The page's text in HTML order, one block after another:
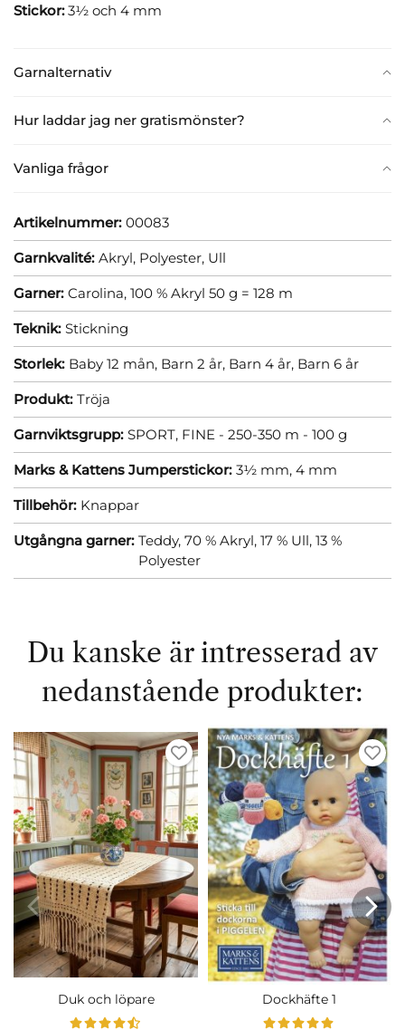
Garnalternativ
Hur laddar jag ner gratismönster?
Vanliga frågor
Stickor:3½ och 4 mm
Artikelnummer: 00083
Garnkvalité: Akryl, Polyester, Ull
Garner: Carolina, 100 % Akryl 50 g = 128 m
Teknik: Stickning
Storlek: Baby 12 mån, Barn 2 år, Barn 4 år, Barn 6 år
Produkt: Tröja
Garnviktsgrupp: SPORT, FINE - 250-350 m - 100 g
Marks & Kattens Jumperstickor: 3½ mm, 4 mm
Tillbehör: Knappar
Utgångna garner: Teddy, 70 % Akryl, 17 % Ull, 13 %
Polyester
Du kanske är intresserad av
nedanstående produkter:
Duk och löpare Dockhäfte 1